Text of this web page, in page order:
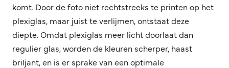
komt. Door de foto niet rechtstreeks te printen op het
plexiglas, maar juist te verlijmen, ontstaat deze
diepte. Omdat plexiglas meer licht doorlaat dan
regulier glas, worden de kleuren scherper, haast
briljant, en is er sprake van een optimale